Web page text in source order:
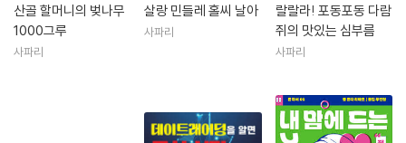
산골 할머니의 벚나무
1000그루
사파리
살랑 민들레 홀씨 날아
사파리
랄랄라! 포동포동 다람
쥐의 맛있는 심부름
사파리